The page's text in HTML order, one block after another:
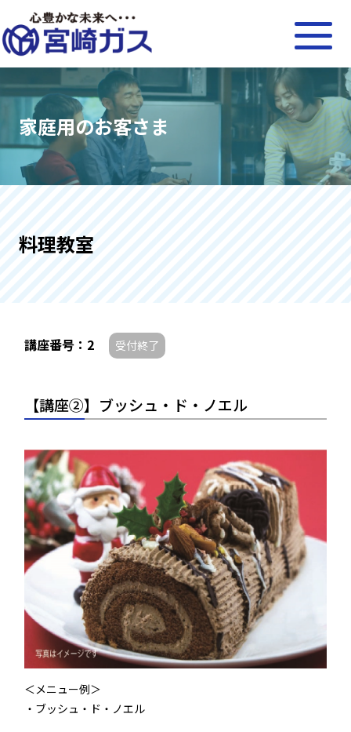
家庭用のお客さま
料理教室
講座番号：2 受付終了
【講座②】ブッシュ・ド・ノエル
＜メニュー例＞
・ブッシュ・ド・ノエル